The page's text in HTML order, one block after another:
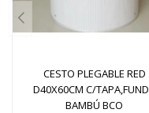
CESTO PLEGABLE RED
D40X60CM C/
BAMBÚ BCO